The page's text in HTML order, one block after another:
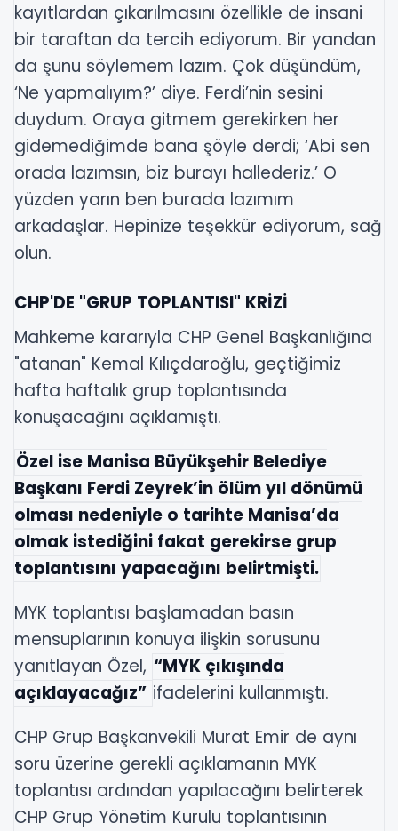
kayıtlardan çıkarılmasını özellikle de insani
bir taraftan da tercih ediyorum. Bir yandan
da şunu söylemem lazım. Çok düşündüm,
‘Ne yapmalıyım?’ diye. Ferdi’nin sesini
duydum. Oraya gitmem gerekirken her
gidemediğimde bana şöyle derdi; ‘Abi sen
orada lazımsın, biz burayı hallederiz.’ O
yüzden yarın ben burada lazımım
arkadaşlar. Hepinize teşekkür ediyorum, sağ
olun.
CHP'DE "GRUP TOPLANTISI" KRİZİ
Mahkeme kararıyla CHP Genel Başkanlığına
"atanan" Kemal Kılıçdaroğlu, geçtiğimiz
hafta haftalık grup toplantısında
konuşacağını açıklamıştı.
Özel ise Manisa Büyükşehir Belediye
Başkanı Ferdi Zeyrek’in ölüm yıl dönümü
olması nedeniyle o tarihte Manisa’da
olmak istediğini fakat gerekirse grup
toplantısını yapacağını belirtmişti.
MYK toplantısı başlamadan basın
mensuplarının konuya ilişkin sorusunu
yanıtlayan Özel, “MYK çıkışında
açıklayacağız” ifadelerini kullanmıştı.
CHP Grup Başkanvekili Murat Emir de aynı
soru üzerine gerekli açıklamanın MYK
toplantısı ardından yapılacağını belirterek
CHP Grup Yönetim Kurulu toplantısının